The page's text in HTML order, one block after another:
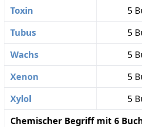
Toxin
5
Tubus
5
Wachs
5
Xenon
5
Xylol
5
Chemischer Begriff mit 6